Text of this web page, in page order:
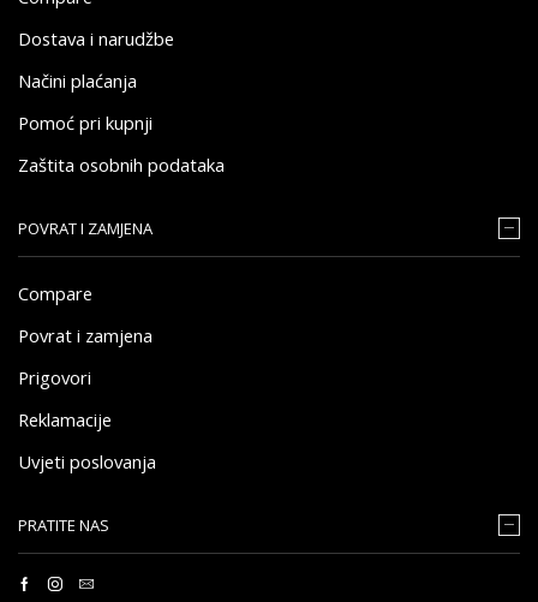
Dostava i narudžbe
Načini plaćanja
Pomoć pri kupnji
Zaštita osobnih podataka
POVRAT I ZAMJENA
Compare
Povrat i zamjena
Prigovori
Reklamacije
Uvjeti poslovanja
PRATITE NAS